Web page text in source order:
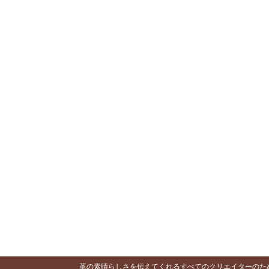
革の素晴らしさを伝えてくれるすべてのクリエイターの